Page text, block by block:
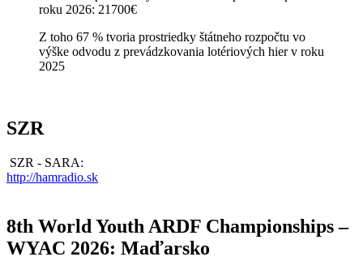
roku 2026: 21700€
Z toho 67 % tvoria prostriedky štátneho rozpočtu vo
výške odvodu z prevádzkovania lotériových hier v roku
2025
SZR
SZR - SARA:
http://hamradio.sk
8th World Youth ARDF Championships –
WYAC 2026: Maďarsko